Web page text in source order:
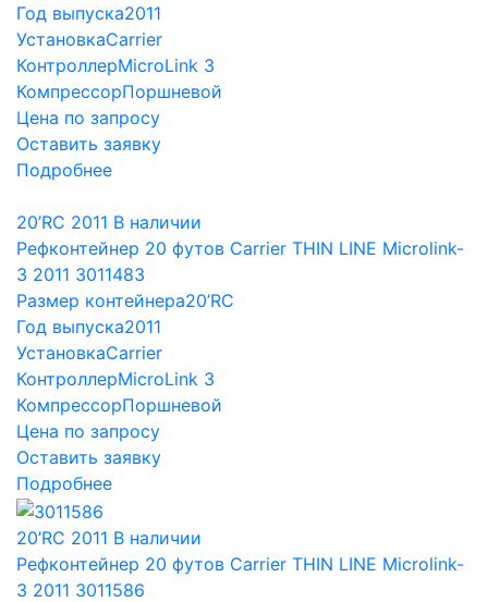
Год выпуска2011
УстановкаCarrier
КонтроллерMicroLink 3
КомпрессорПоршневой
Цена по запросу
Оставить заявку
Подробнее
20’RC 2011 В наличии
Рефконтейнер 20 футов Carrier THIN LINE Microlink-
3 2011 3011483
Размер контейнера20’RC
Год выпуска2011
УстановкаCarrier
КонтроллерMicroLink 3
КомпрессорПоршневой
Цена по запросу
Оставить заявку
Подробнее
20’RC 2011 В наличии
Рефконтейнер 20 футов Carrier THIN LINE Microlink-
3 2011 3011586